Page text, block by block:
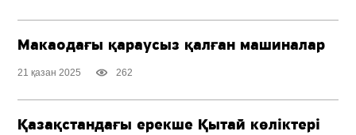
Макаодағы қараусыз қалған машиналар
21 қазан 2025 262
Қазақстандағы ерекше Қытай көліктері